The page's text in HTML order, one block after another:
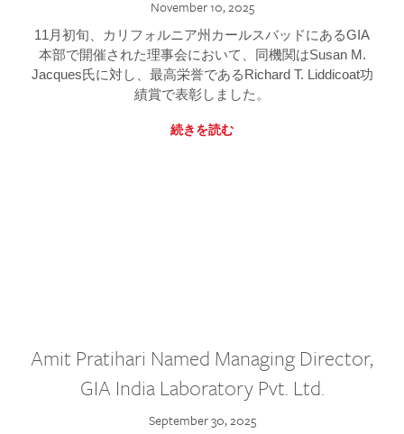
November 10, 2025
11月初旬、カリフォルニア州カールスバッドにあるGIA
本部で開催された理事会において、同機関はSusan M.
Jacques氏に対し、最高栄誉であるRichard T. Liddicoat功
績賞で表彰しました。
続きを読む
Amit Pratihari Named Managing Director,
GIA India Laboratory Pvt. Ltd.
September 30, 2025